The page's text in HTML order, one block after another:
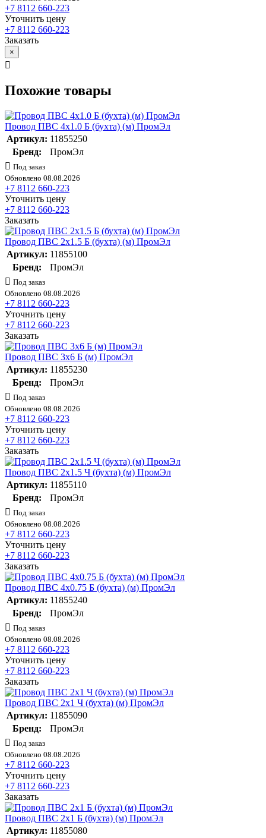
+7 8112 660-223
Уточнить цену
+7 8112 660-223
Заказать
×
Похожие товары
Провод ПВС 4х1.0 Б (бухта) (м) ПромЭл
Артикул: 11855250
Бренд:
ПромЭл
Под заказ
Обновлено 08.08.2026
+7 8112 660-223
Уточнить цену
+7 8112 660-223
Заказать
Провод ПВС 2х1.5 Б (бухта) (м) ПромЭл
Артикул: 11855100
Бренд:
ПромЭл
Под заказ
Обновлено 08.08.2026
+7 8112 660-223
Уточнить цену
+7 8112 660-223
Заказать
Провод ПВС 3х6 Б (м) ПромЭл
Артикул: 11855230
Бренд:
ПромЭл
Под заказ
Обновлено 08.08.2026
+7 8112 660-223
Уточнить цену
+7 8112 660-223
Заказать
Провод ПВС 2х1.5 Ч (бухта) (м) ПромЭл
Артикул: 11855110
Бренд:
ПромЭл
Под заказ
Обновлено 08.08.2026
+7 8112 660-223
Уточнить цену
+7 8112 660-223
Заказать
Провод ПВС 4х0.75 Б (бухта) (м) ПромЭл
Артикул: 11855240
Бренд:
ПромЭл
Под заказ
Обновлено 08.08.2026
+7 8112 660-223
Уточнить цену
+7 8112 660-223
Заказать
Провод ПВС 2х1 Ч (бухта) (м) ПромЭл
Артикул: 11855090
Бренд:
ПромЭл
Под заказ
Обновлено 08.08.2026
+7 8112 660-223
Уточнить цену
+7 8112 660-223
Заказать
Провод ПВС 2х1 Б (бухта) (м) ПромЭл
Артикул: 11855080